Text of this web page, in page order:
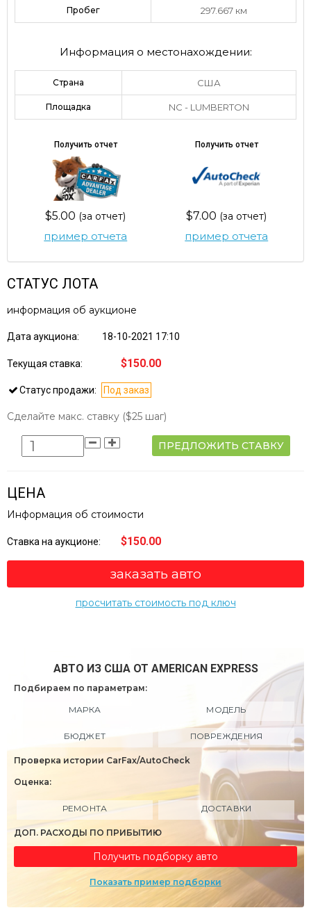
Пробег 297.667 км
Информация о местонахождении:
Страна США
Площадка NC - LUMBERTON
Получить отчет
$5.00 (за отчет)
пример отчета
Получить отчет
$7.00 (за отчет)
пример отчета
СТАТУС ЛОТА
информация об аукционе
Дата аукциона: 18-10-2021 17:10
Текущая ставка: $150.00
Статус продажи: Под заказ
Сделайте макс. ставку ($25 шаг)
ПРЕДЛОЖИТЬ СТАВКУ
ЦЕНА
Информация об стоимости
Ставка на аукционе: $150.00
заказать авто
просчитать стоимость под ключ
АВТО ИЗ США ОТ AMERICAN EXPRESS
Подбираем по параметрам:
МАРКА МОДЕЛЬ
БЮДЖЕТ ПОВРЕЖДЕНИЯ
Проверка истории CarFax/AutoCheck
Оценка:
РЕМОНТА ДОСТАВКИ
ДОП. РАСХОДЫ ПО ПРИБЫТИЮ
Получить подборку авто
Показать пример подборки